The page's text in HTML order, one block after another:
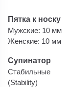
Пятка к носку
Мужские: 10 мм
Женские: 10 мм
Супинатор
Стабильные
(Stability)